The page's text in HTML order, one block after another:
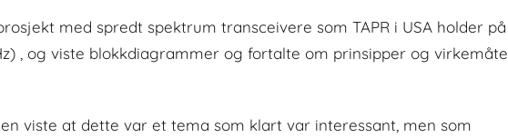
med spredt spektrum transceivere som TAPR i USA holder på
, og viste blokkdiagrammer og fortalte om prinsipper og virkemåte
viste at dette var et tema som klart var interessant, men som